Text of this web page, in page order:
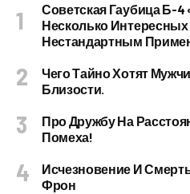
Советская Гаубица Б-4
Несколько
Нестандартным
Чего Тайно Хотят
Близости.
Про Дружбу На
Помеха!
Исчезновение И
Фрон